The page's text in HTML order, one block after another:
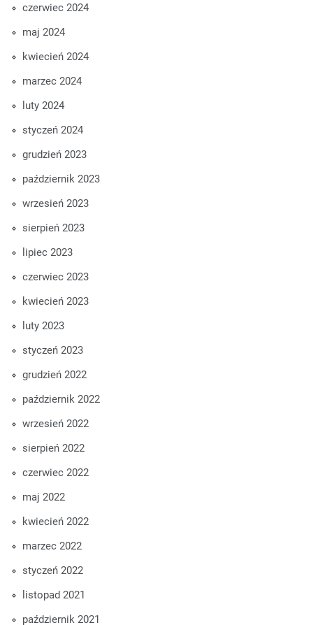
czerwiec 2024
maj 2024
kwiecień 2024
marzec 2024
luty 2024
styczeń 2024
grudzień 2023
październik 2023
wrzesień 2023
sierpień 2023
lipiec 2023
czerwiec 2023
kwiecień 2023
luty 2023
styczeń 2023
grudzień 2022
październik 2022
wrzesień 2022
sierpień 2022
czerwiec 2022
maj 2022
kwiecień 2022
marzec 2022
styczeń 2022
listopad 2021
październik 2021